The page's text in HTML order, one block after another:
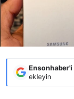
Ensonhaber'i
ekleyin